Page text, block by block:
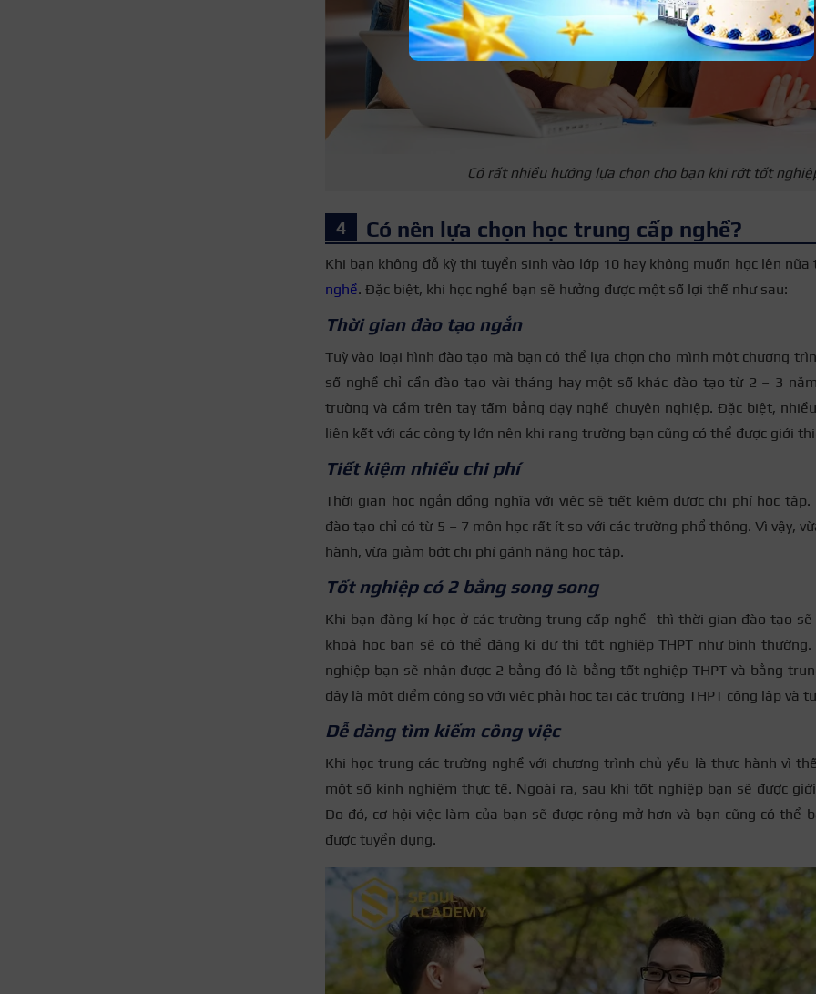
Có rất nhiều hướng lựa chọn cho bạn khi rớt tốt
Có nên lựa chọn học trung cấp nghề?
Khi bạn không đỗ kỳ thi tuyển sinh vào lớp 10 hay không muốn học lên
nghề. Đặc biệt, khi học nghề bạn sẽ hưởng được một số lợi thế như sau:
Thời gian đào tạo ngắn
Tuỳ vào loại hình đào tạo mà bạn có thể lựa chọn cho mình một chương
số nghề chỉ cần đào tạo vài tháng hay một số khác đào tạo từ 2 – 3
trường và cầm trên tay tấm bằng dạy nghề chuyên nghiệp. Đặc biệt,
liên kết với các công ty lớn nên khi rang trường bạn cũng có thể được giới
Tiết kiệm nhiều chi phí
Thời gian học ngắn đồng nghĩa với việc sẽ tiết kiệm được chi phí học
đào tạo chỉ có từ 5 – 7 môn học rất ít so với các trường phổ thông. Vì vậy,
hành, vừa giảm bớt chi phí gánh nặng học tập.
Tốt nghiệp có 2 bằng song song
Khi bạn đăng kí học ở các trường trung cấp nghề thì thời gian đào tạo
khoá học bạn sẽ có thể đăng kí dự thi tốt nghiệp THPT như bình
nghiệp bạn sẽ nhận được 2 bằng đó là bằng tốt nghiệp THPT và bằng
đây là một điểm cộng so với việc phải học tại các trường THPT công lập và
Dễ dàng tìm kiếm công việc
Khi học trung các trường nghề với chương trình chủ yếu là thực hành vì
một số kinh nghiệm thực tế. Ngoài ra, sau khi tốt nghiệp bạn sẽ được
Do đó, cơ hội việc làm của bạn sẽ được rộng mở hơn và bạn cũng có thể
được tuyển dụng.